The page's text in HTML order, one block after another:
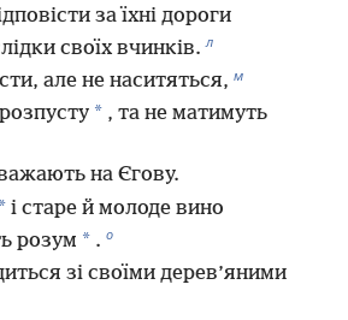
за їхні дороги
своїх вчинків. л
але не наситяться, м
* , та не матимуть
на Єгову.
* і старе й молоде вино
розум * . о
зі своїми дерев’яними